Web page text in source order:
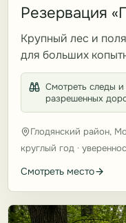
Резервация
Крупный лес и
для больших
Смотреть следы
разрешенных
Глодянский район,
круглый год ·
Смотреть место